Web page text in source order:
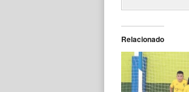
Relacionado